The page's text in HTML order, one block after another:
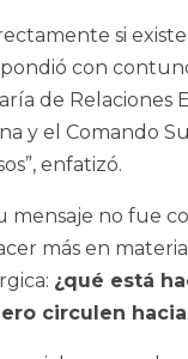
si
con
de Relaciones
y el Comando
enfatizó.
mensaje no fue
más en
¿qué está
circulen